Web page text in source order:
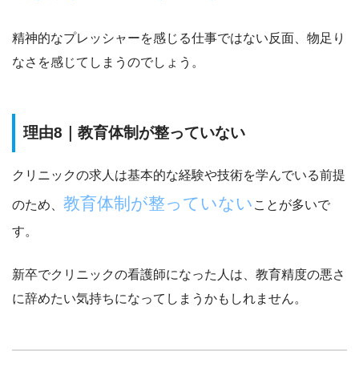
精神的なプレッシャーを感じる仕事ではない反面、物足り
なさを感じてしまうのでしょう。
理由8｜教育体制が整っていない
クリニックの求人は基本的な経験や技術を学んでいる前提
のため、 教育体制が整っていない ことが多いで
す。
新卒でクリニックの看護師になった人は、教育精度の悪さ
に辞めたい気持ちになってしまうかもしれません。